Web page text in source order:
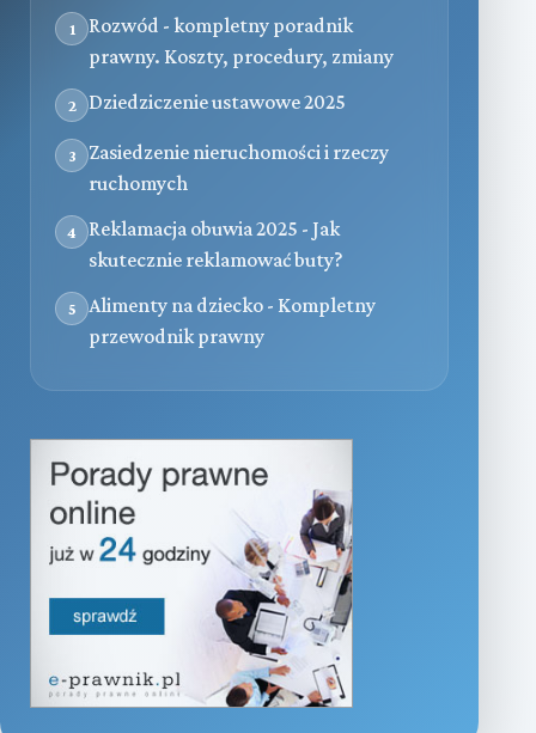
1
Rozwód - kompletny poradnik
prawny. Koszty, procedury, zmiany
2 Dziedziczenie ustawowe 2025
3
Zasiedzenie nieruchomości i rzeczy
ruchomych
4
Reklamacja obuwia 2025 - Jak
skutecznie reklamować buty?
5
Alimenty na dziecko - Kompletny
przewodnik prawny